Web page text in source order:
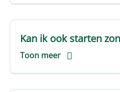
Kan ik ook starten
Toon meer